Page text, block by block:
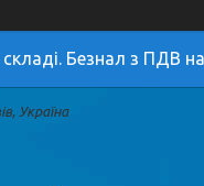
Безнал з ПДВ
Україна